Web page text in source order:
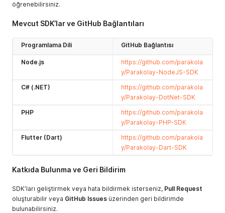
öğrenebilirsiniz.
Mevcut SDK’lar ve GitHub Bağlantıları
Programlama Dili GitHub Bağlantısı
Node.js
https://github.com/parakola
y/Parakolay-NodeJS-SDK
C# (.NET)
https://github.com/parakola
y/Parakolay-DotNet-SDK
PHP
https://github.com/parakola
y/Parakolay-PHP-SDK
Flutter (Dart)
https://github.com/parakola
y/Parakolay-Dart-SDK
Katkıda Bulunma ve Geri Bildirim
SDK’ları geliştirmek veya hata bildirmek isterseniz, Pull Request
oluşturabilir veya GitHub Issues üzerinden geri bildirimde
bulunabilirsiniz.